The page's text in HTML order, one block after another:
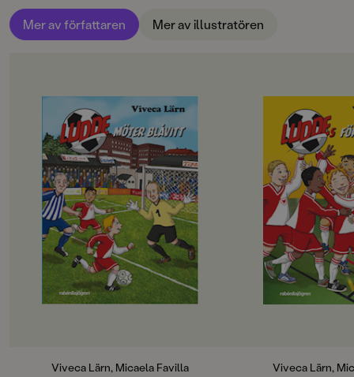
ÅLDERSGRUPP
6-9
Svenska
PUBLICERINGSDATUM
1995-06-07
Produktion
MILJÖMÄRKNING
CE-MÄRKNING
Mer av författaren Mer av illustratören
Viveca Lärn, Micaela Favilla Viveca Lärn,